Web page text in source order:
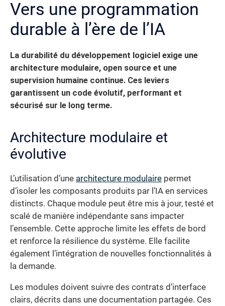
Vers une programmation
durable à l’ère de l’IA
La durabilité du développement logiciel exige une
architecture modulaire, open source et une
supervision humaine continue. Ces leviers
garantissent un code évolutif, performant et
sécurisé sur le long terme.
Architecture modulaire et
évolutive
L’utilisation d’une architecture modulaire permet
d’isoler les composants produits par l’IA en services
distincts. Chaque module peut être mis à jour, testé et
scalé de manière indépendante sans impacter
l’ensemble. Cette approche limite les effets de bord
et renforce la résilience du système. Elle facilite
également l’intégration de nouvelles fonctionnalités à
la demande.
Les modules doivent suivre des contrats d’interface
clairs, décrits dans une documentation partagée. Ces